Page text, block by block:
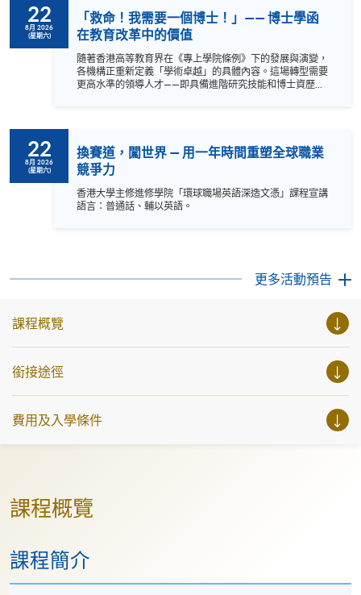
22
8月 2026
(星期六)
「救命！我需要一個博士！」—— 博士學函
在教育改革中的價值
隨著香港高等教育界在《專上學院條例》下的發展與演變，
各機構正重新定義「學術卓越」的具體內容。這場轉型需要
更高水準的領導人才——即具備進階研究技能和博士資歷的
們的講座，深入了解 EdD 課程的內容、掌握其市場價值，並
聆聽 HKU SPACE 教育專業博士課程同學的親身分享。 a {
text-decoration: none; color: #464feb; } tr th, tr td { border:
1px solid #e6e6e6; } tr th { background-color: #f5f5f5; } 語
言：粵語，輔以英語。
22
8月 2026
(星期六)
換賽道，闖世界 — 用一年時間重塑全球職業
競爭力
香港大學主修進修學院「環球職場英語深造文憑」課程宣講
語言：普通話、輔以英語。
更多活動預告
課程概覽
銜接途徑
費用及入學條件
課程概覽
課程簡介